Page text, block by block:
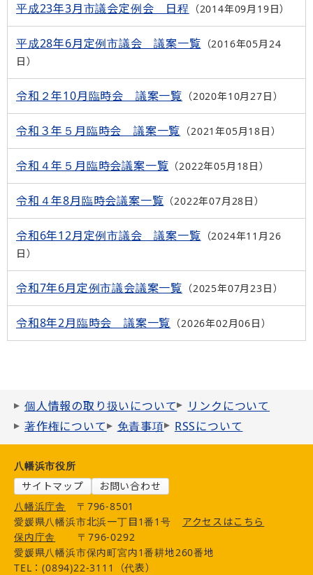
平成23年3月市議会定例会 日程 2014年09月19日
平成28年6月定例市議会 議案一覧
2016年05月24
日
令和２年10月臨時会 議案一覧 2020年10月27日
令和３年５月臨時会 議案一覧 2021年05月18日
令和４年５月臨時会議案一覧 2022年05月18日
令和４年8月臨時会議案一覧 2022年07月28日
令和6年12月定例市議会 議案一覧
2024年11月26
日
令和7年6月定例市議会議案一覧 2025年07月23日
令和8年2月臨時会 議案一覧 2026年02月06日
個人情報の取り扱いについて
リンクについて
著作権について
免責事項 RSSについて
八幡浜市役所
サイトマップ
お問い合わせ
八幡浜庁舎
〒796-8501
愛媛県八幡浜市北浜一丁目1番1号
アクセスはこちら
保内庁舎
〒796-0292
愛媛県八幡浜市保内町宮内1番耕地260番地
TEL：(0894)22-3111（代表）